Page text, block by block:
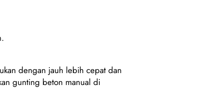
dengan jauh lebih cepat dan
gunting beton manual di